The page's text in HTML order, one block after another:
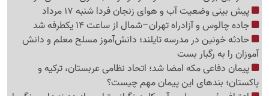
پیش بینی وضعیت آب و هوای زنجان فردا شنبه 17 مرداد
جاده چالوس و آزادراه تهران–شمال از ساعت 14 یکطرفه شد
حادثه خونین در مدرسه تایلند؛ دانش‌آموز مسلح معلم و دانش
آموزان را به رگبار بست
پیمان دفاعی مکه امضا شد؛ اتحاد نظامی عربستان، ترکیه و
پاکستان؛ بندهای این پیمان مهم چیست؟